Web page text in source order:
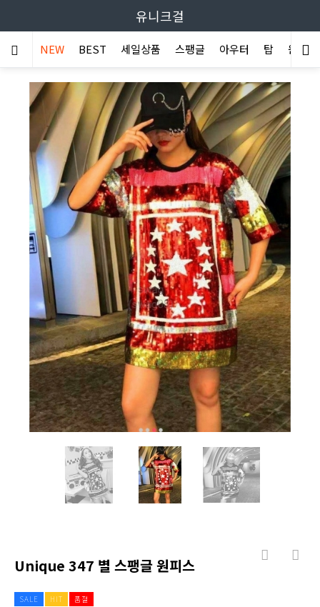
유니크걸
NEW BEST 세일상품 스팽글 아우터 탑 원피스
Unique 347 별 스팽글 원피스
SALE HIT 품절